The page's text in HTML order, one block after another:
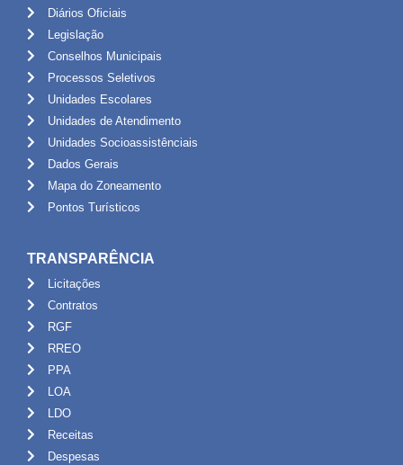
Diários Oficiais
Legislação
Conselhos Municipais
Processos Seletivos
Unidades Escolares
Unidades de Atendimento
Unidades Socioassistênciais
Dados Gerais
Mapa do Zoneamento
Pontos Turísticos
TRANSPARÊNCIA
Licitações
Contratos
RGF
RREO
PPA
LOA
LDO
Receitas
Despesas